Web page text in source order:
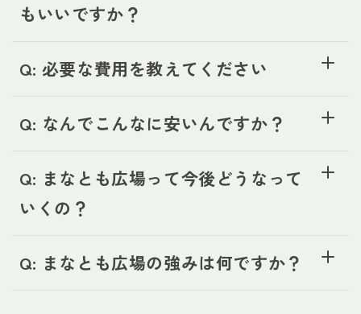
もいいですか？
Q: 必要な費用を教えてください
Q: なんでこんなに安いんですか？
Q: まなとも広場って今後どうなって
いくの？
Q: まなとも広場の強みは何ですか？